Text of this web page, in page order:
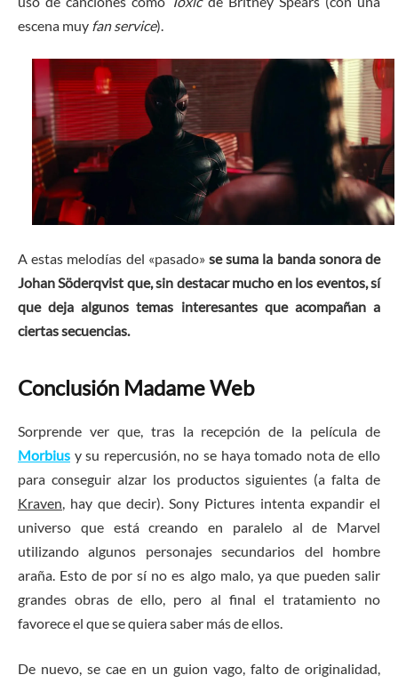
escena muy fan service).
A estas melodías del «pasado» se suma la banda sonora de
Johan Söderqvist que, sin destacar mucho en los eventos, sí
que deja algunos temas interesantes que acompañan a
ciertas secuencias.
Conclusión Madame Web
Sorprende ver que, tras la recepción de la película de
Morbius y su repercusión, no se haya tomado nota de ello
para conseguir alzar los productos siguientes (a falta de
Kraven , hay que decir). Sony Pictures intenta expandir el
universo que está creando en paralelo al de Marvel
utilizando algunos personajes secundarios del hombre
araña. Esto de por sí no es algo malo, ya que pueden salir
grandes obras de ello, pero al final el tratamiento no
favorece el que se quiera saber más de ellos.
De nuevo, se cae en un guion vago, falto de originalidad,